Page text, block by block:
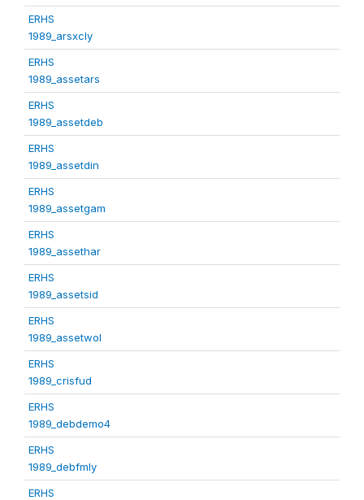
ERHS
1989_arsxcly
ERHS
1989_assetars
ERHS
1989_assetdeb
ERHS
1989_assetdin
ERHS
1989_assetgam
ERHS
1989_assethar
ERHS
1989_assetsid
ERHS
1989_assetwol
ERHS
1989_crisfud
ERHS
1989_debdemo4
ERHS
1989_debfmly
ERHS